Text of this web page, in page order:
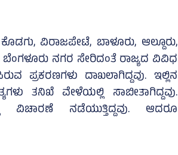
ವಿರಾಜಪೇಟೆ, ಬಾಳೂರು, ಆಲ್ದೂರು,
ಬೆಂಗಳೂರು ನಗರ ಸೇರಿದಂತೆ ರಾಜ್ಯದ ವಿವಿಧ
ಪ್ರಕರಣಗಳು ದಾಖಲಾಗಿದ್ದವು. ಇಲ್ಲಿನ
ತನಿಖೆ ವೇಳೆಯಲ್ಲಿ ಸಾಬೀತಾಗಿದ್ದವು.
ವಿಚಾರಣೆ ನಡೆಯುತ್ತಿದ್ದವು. ಆದರೂ